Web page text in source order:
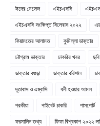
ঈদের মেসেজ
এইচএসসি
এইচএসসি সংক্ষিপ্ত সিলেবাস ২০২২
কিয়ামতের আলামত
কুমিল্লা ডাক্তার
চট্টগ্রাম ডাক্তার
চাকরির খবর
ডাক্তার বগুড়া
ডাক্তার বরিশাল
দূতাবাস ও এম্বাসি
ধনী হওয়ার আমল
পরকীয়া
পাইবেট চাকরি পাসপোর্ট
ফরমালিন তথ্য
ফিফা বিশ্বকাপ ২০২২